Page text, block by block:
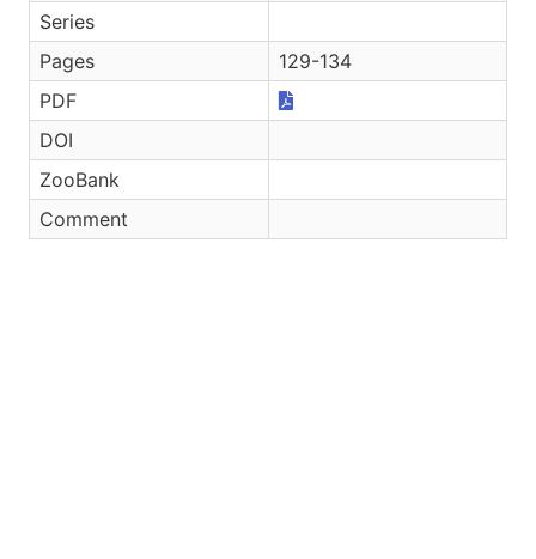
Series
Pages
129-134
PDF
DOI
ZooBank
Comment